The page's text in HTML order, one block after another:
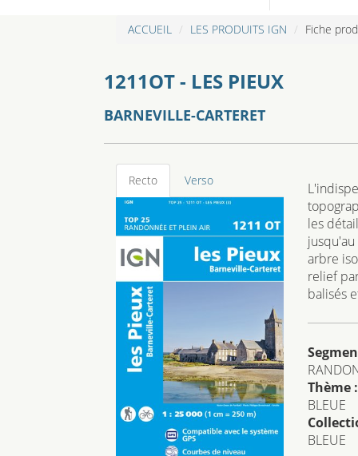
ACCUEIL LES PRODUITS IGN Fiche
1211OT - LES PIEUX
BARNEVILLE-CARTERET
Recto Verso
les
arbre
relief
balisés
Thème :
BLEUE
BLEUE